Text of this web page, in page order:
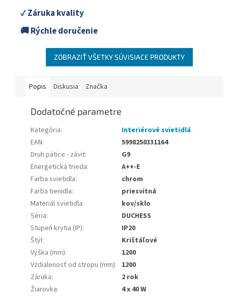
✓ Záruka kvality
🚚 Rýchle doručenie
ZOBRAZIŤ VŠETKY SÚVISIACE PRODUKTY
Popis Diskusia Značka
Dodatočné parametre
Kategória:
Interiérové svietidlá
EAN:
5998250331164
Druh pätice - závit:
G9
Energetická trieda:
A++-E
Farba svietidla:
chrom
Farba tienidla:
priesvitná
Materiál svietidla:
kov/sklo
Séria:
DUCHESS
Stupeň krytia (IP):
IP20
Štýl:
Krištáľové
Výška (mm):
1200
Vzdialenosť od stropu (mm): 1200
Záruka:
2 rok
Žiarovka: 4 x 40 W